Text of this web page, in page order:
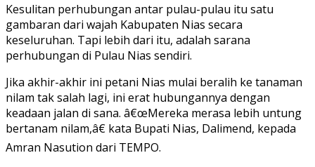
Kesulitan perhubungan antar pulau-pulau itu satu
gambaran dari wajah Kabupaten Nias secara
keseluruhan. Tapi lebih dari itu, adalah sarana
perhubungan di Pulau Nias sendiri.
Jika akhir-akhir ini petani Nias mulai beralih ke tanaman
nilam tak salah lagi, ini erat hubungannya dengan
keadaan jalan di sana. â€œMereka merasa lebih untung
bertanam nilam,â€ kata Bupati Nias, Dalimend, kepada
Amran Nasution dari TEMPO.